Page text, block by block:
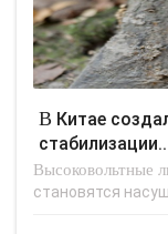
В Китае создали «царь-трансформатор» для
стабилизации..
Высоковольтные
становятся